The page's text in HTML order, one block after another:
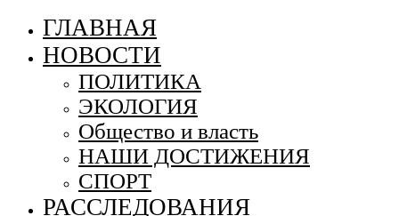
ГЛАВНАЯ
НОВОСТИ
ПОЛИТИКА
ЭКОЛОГИЯ
Общество и власть
НАШИ ДОСТИЖЕНИЯ
СПОРТ
РАССЛЕДОВАНИЯ